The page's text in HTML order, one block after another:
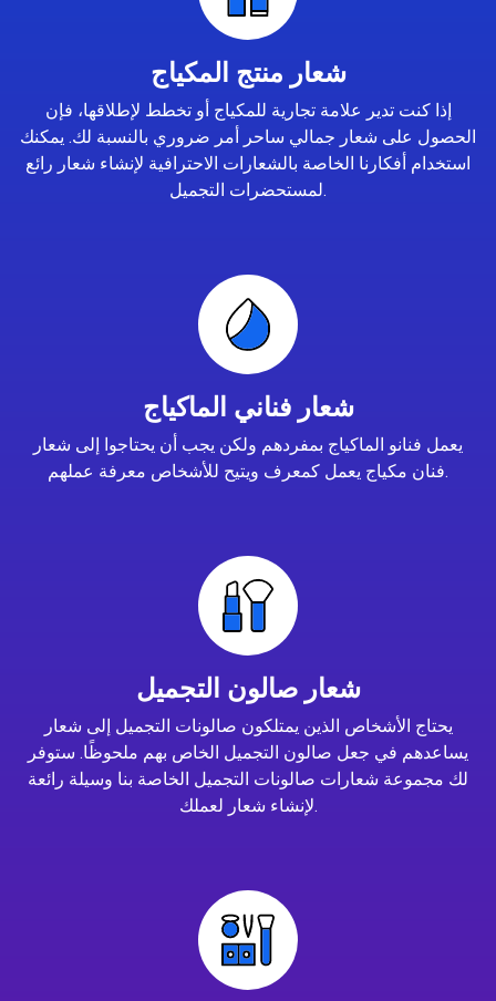
شعار منتج المكياج
إذا كنت تدير علامة تجارية للمكياج أو تخطط لإطلاقها، فإن
الحصول على شعار جمالي ساحر أمر ضروري بالنسبة لك. يمكنك
استخدام أفكارنا الخاصة بالشعارات الاحترافية لإنشاء شعار رائع
لمستحضرات التجميل.
شعار فناني الماكياج
يعمل فنانو الماكياج بمفردهم ولكن يجب أن يحتاجوا إلى شعار
فنان مكياج يعمل كمعرف ويتيح للأشخاص معرفة عملهم.
شعار صالون التجميل
يحتاج الأشخاص الذين يمتلكون صالونات التجميل إلى شعار
يساعدهم في جعل صالون التجميل الخاص بهم ملحوظًا. ستوفر
لك مجموعة شعارات صالونات التجميل الخاصة بنا وسيلة رائعة
لإنشاء شعار لعملك.